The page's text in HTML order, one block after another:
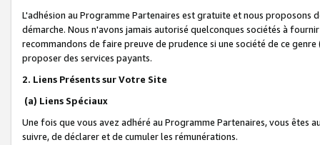
L'adhésion au Programme Partenaires est gratuite et nous proposons
démarche. Nous n'avons jamais autorisé quelconques sociétés à
recommandons de faire preuve de prudence si une société de ce
proposer des services payants.
2. Liens Présents sur Votre Site
(a) Liens Spéciaux
Une fois que vous avez adhéré au Programme Partenaires, vous êtes
suivre, de déclarer et de cumuler les rémunérations.